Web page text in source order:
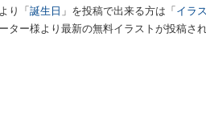
り「 誕生日 」を投稿で出来る方は「 イラ
ター様より最新の無料イラストが投稿さ